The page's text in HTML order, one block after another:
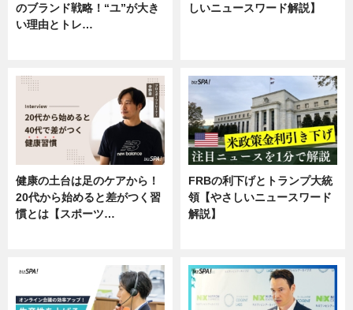
のブランド戦略！“ユ”が大き
い理由とトレ…
しいニュースワード解説】
健康の土台は足のケアから！
20代から始めると差がつく習
慣とは【スポーツ…
FRBの利下げとトランプ大統
領【やさしいニュースワード
解説】